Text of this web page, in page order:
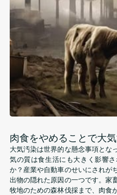
肉食をやめることで大
大気汚染は世界的な懸念事項とな
気の質は食生活にも大きく影響
か？産業や自動車のせいにされが
出物の隠れた原因の一つです。家
牧地のための森林伐採まで、肉食